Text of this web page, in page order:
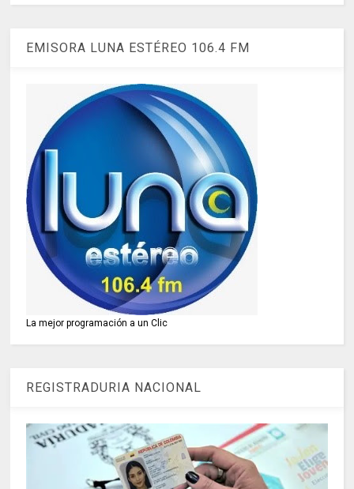
EMISORA LUNA ESTÉREO 106.4 FM
La mejor programación a un Clic
REGISTRADURIA NACIONAL